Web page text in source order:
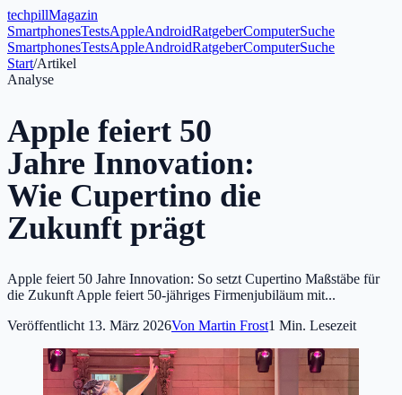
techpillMagazin
SmartphonesTestsAppleAndroidRatgeberComputerSuche
SmartphonesTestsAppleAndroidRatgeberComputerSuche
Start/Artikel
Analyse
Apple feiert 50
Jahre Innovation:
Wie Cupertino die
Zukunft prägt
Apple feiert 50 Jahre Innovation: So setzt Cupertino Maßstäbe für
die Zukunft Apple feiert 50-jähriges Firmenjubiläum mit...
Veröffentlicht 13. März 2026Von Martin Frost1 Min. Lesezeit